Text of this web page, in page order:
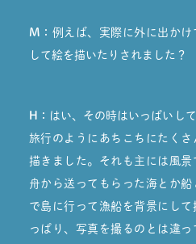
M： 例えば、実際に外に出か
して絵を描いたりされました？
H： はい、その時はいっぱいし
旅行のようにあちこちにたく
描きました。それも主には風
舟から送ってもらった海とか
で島に行って漁船を背景にし
っぱり、写真を撮るのとは違